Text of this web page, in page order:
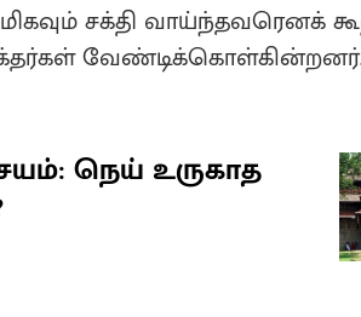
சக்தி வாய்ந்தவரெனக்
நெய் உருகாத